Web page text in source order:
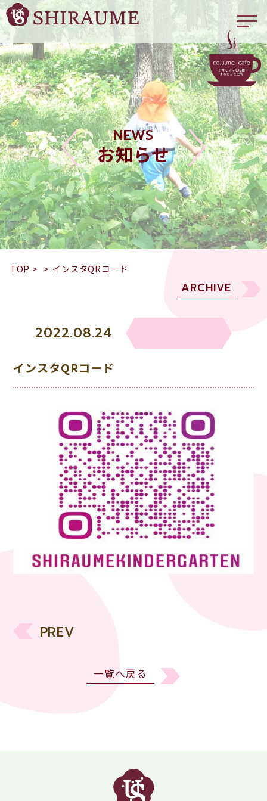
NEWS
お知らせ
TOP > > インスタQRコード
ARCHIVE
2022.08.24
インスタQRコード
PREV
一覧へ戻る